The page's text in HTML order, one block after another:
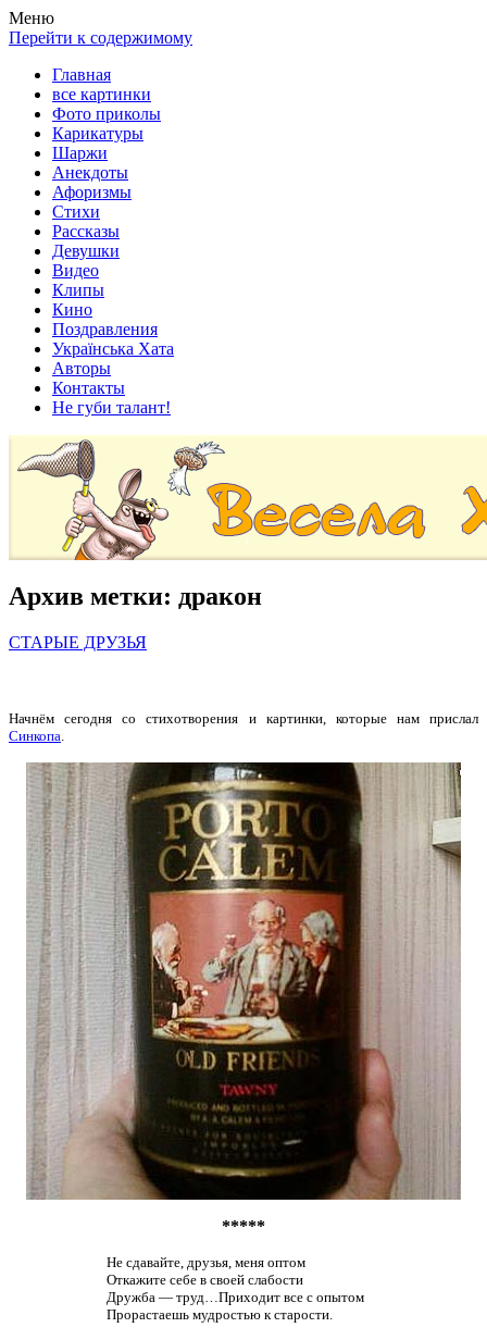
Весела хата — прикольные картинки, смешные истории,
клипы!
Покажем всем ваши фото приколы, карикатуры, шаржи, стихи,
рассказы, видео и песни!
Меню
Перейти к содержимому
Главная
все картинки
Фото приколы
Карикатуры
Шаржи
Анекдоты
Афоризмы
Стихи
Рассказы
Девушки
Видео
Клипы
Кино
Поздравления
Українська Хата
Авторы
Контакты
Не губи талант!
Архив метки: дракон
СТАРЫЕ ДРУЗЬЯ
Начнём сегодня со стихотворения и картинки, которые нам прислал
Синкопа.
*****
Не сдавайте, друзья, меня оптом
Откажите себе в своей слабости
Дружба — труд…Приходит все с опытом
Прорастаешь мудростью к старости.